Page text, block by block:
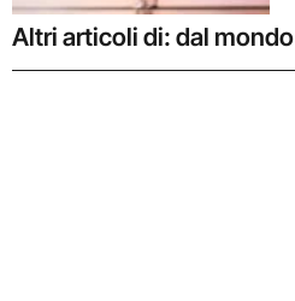
Altri articoli di: dal mondo